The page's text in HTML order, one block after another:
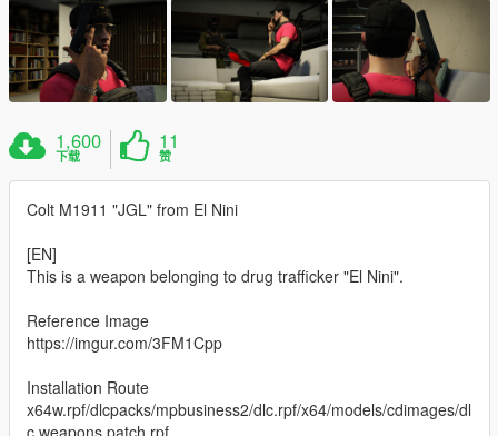
1,600
下载
11
赞
Colt M1911 "JGL" from El Nini
[EN]
This is a weapon belonging to drug trafficker "El Nini".
Reference Image
https://imgur.com/3FM1Cpp
Installation Route
x64w.rpf/dlcpacks/mpbusiness2/dlc.rpf/x64/models/cdimages/dl